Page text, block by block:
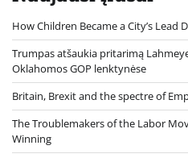
How Children Became a City’s Lead
Trumpas atšaukia pritarimą
Oklahomos GOP lenktynėse
Britain, Brexit and the spectre of
The Troublemakers of the Labor
Winning